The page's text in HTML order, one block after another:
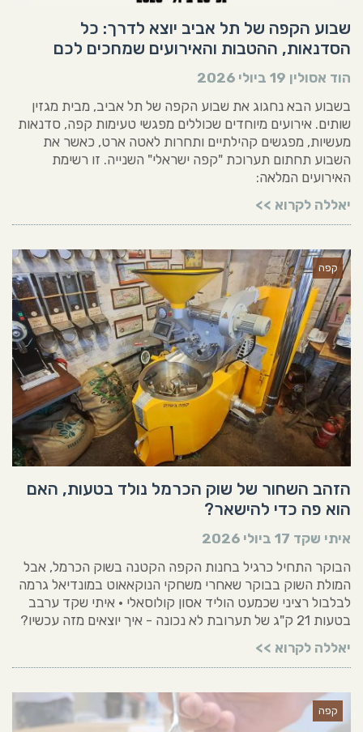
שבוע הקפה של תל אביב יוצא לדרך: כל
הסדנאות, ההטבות והאירועים שמחכים לכם
הוד אסולין 19 ביולי 2026
בשבוע הבא נחגוג את שבוע הקפה של תל אביב, מבית מגזין
שותים. אירועים מיוחדים שכוללים מפגשי טעימות קפה, סדנאות
מעשיות, מפגשים קהילתיים ותחרות לאטה ארט, כאשר את
השבוע תחתום תערוכת "קפה ישראלי" השנייה. זו רשימת
האירועים המלאה:
יאללה לקרוא >>
קפה
הזהב השחור של שוק הכרמל נולד בטעות, האם
הוא פה כדי להישאר?
איתי שקד 17 ביולי 2026
הבוקר התחיל כרגיל בחנות הקפה הקטנה בשוק הכרמל, אבל
המולת השוק בבוקר שאחרי משחקי הנוקאאוט במונדיאל גרמה
לבלבול רציני שכמעט הוליד אסון קולוסאלי • איתי שקד ערבב
בטעות 21 ק"ג של תערובת לא נכונה - איך יוצאים מזה עכשיו?
יאללה לקרוא >>
קפה